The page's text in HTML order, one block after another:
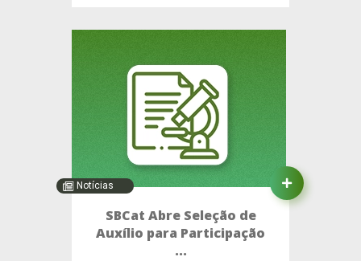
Notícias
SBCat Abre Seleção de
Auxílio para Participação
...